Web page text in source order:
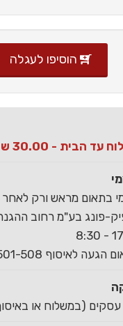
הוסיפו לעגלה
- 30.00 ש"ח בלבד
בתאום מראש ורק
בע"מ רחוב ההגנה 40 ראשון
לאיסוף 1-700-501-508